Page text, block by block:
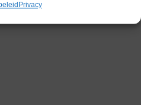
Privacy